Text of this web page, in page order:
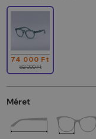
74 000 Ft
82 000 Ft
Méret